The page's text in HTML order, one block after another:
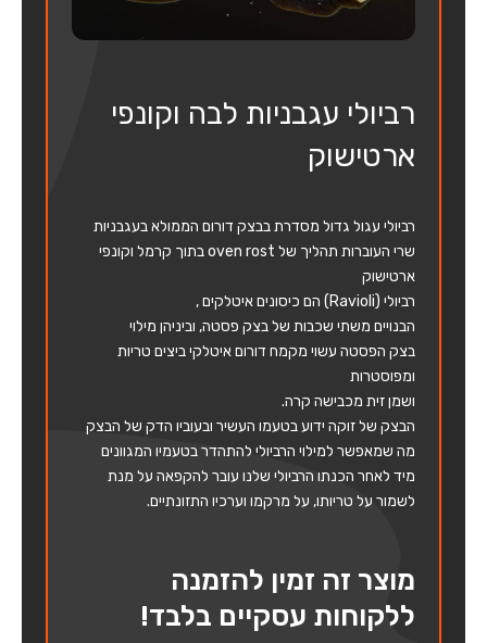
רביולי עגבניות לבה וקונפי
ארטישוק
רביולי עגול גדול מסדרת בבצק דורום הממולא בעגבניות
שרי העוברות תהליך של oven rost בתוך קרמל וקונפי
ארטישוק
רביולי (Ravioli) הם כיסונים איטלקים ,
הבנויים משתי שכבות של בצק פסטה, וביניהן מילוי
בצק הפסטה עשוי מקמח דורום איטלקי ביצים טריות
ומפוסטרות
ושמן זית מכבישה קרה.
הבצק של זוקה ידוע בטעמו העשיר ובעוביו הדק של הבצק
מה שמאפשר למילוי הרביולי להתהדר בטעמיו המגוונים
מיד לאחר הכנתו הרביולי שלנו עובר להקפאה על מנת
לשמור על טריותו, על מרקמו וערכיו התזונתיים.
מוצר זה זמין להזמנה
ללקוחות עסקיים בלבד!